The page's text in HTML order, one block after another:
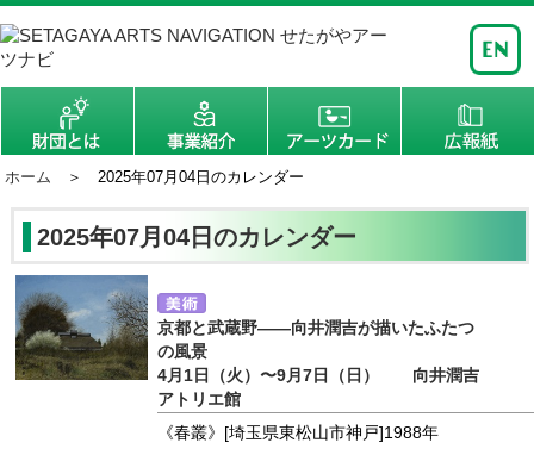
ホーム ＞ 2025年07月04日のカレンダー
2025年07月04日のカレンダー
京都と武蔵野――向井潤吉が描いたふたつ
の風景
4月1日（火）〜9月7日（日） 向井潤吉
アトリエ館
《春叢》[埼玉県東松山市神戸]1988年